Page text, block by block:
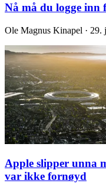
Nå må du logge inn
Ole Magnus Kinapel · 29.
Apple slipper unna
var ikke fornøyd